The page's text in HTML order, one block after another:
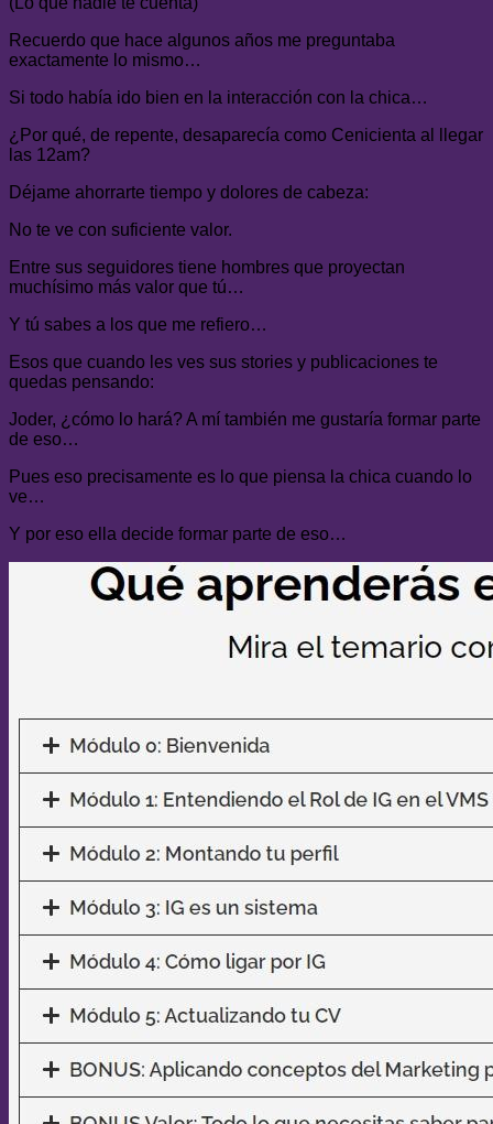
Recuerdo que hace algunos años me preguntaba
exactamente lo mismo…
Si todo había ido bien en la interacción con la chica…
¿Por qué, de repente, desaparecía como Cenicienta al llegar
las 12am?
Déjame ahorrarte tiempo y dolores de cabeza:
No te ve con suficiente valor.
Entre sus seguidores tiene hombres que proyectan
muchísimo más valor que tú…
Y tú sabes a los que me refiero…
Esos que cuando les ves sus stories y publicaciones te
quedas pensando:
Joder, ¿cómo lo hará? A mí también me gustaría formar parte
de eso…
Pues eso precisamente es lo que piensa la chica cuando lo
ve…
Y por eso ella decide formar parte de eso…